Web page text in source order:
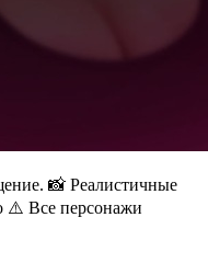
📸 Реалистичные
⚠️ Все персонажи